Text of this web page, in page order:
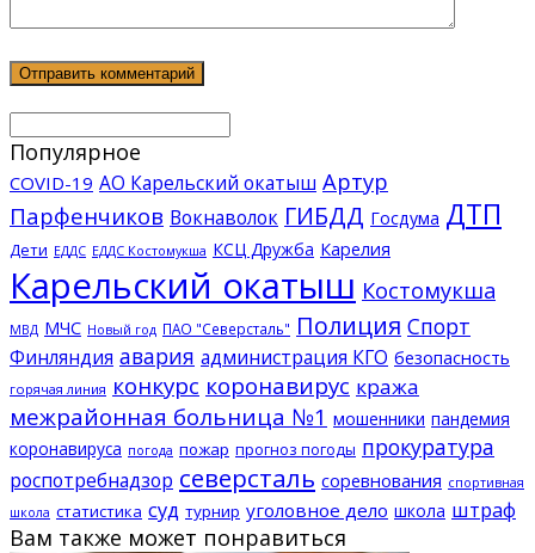
Популярное
COVID-19 АО Карельский окатыш Артур
Парфенчиков Вокнаволок ГИБДД Госдума ДТП
Дети ЕДДС ЕДДС Костомукша КСЦ Дружба Карелия
Карельский окатыш Костомукша
МВД МЧС Новый год ПАО "Северсталь" Полиция Спорт
Финляндия авария администрация КГО безопасность
горячая линия конкурс коронавирус кража
межрайонная больница №1 мошенники пандемия
коронавируса погода пожар прогноз погоды прокуратура
роспотребнадзор северсталь соревнования спортивная
школа статистика суд турнир уголовное дело школа штраф
Вам также может понравиться